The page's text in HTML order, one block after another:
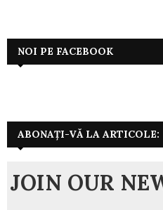
NOI PE FACEBOOK
ABONAȚI-VĂ LA ARTICOLE:
JOIN OUR